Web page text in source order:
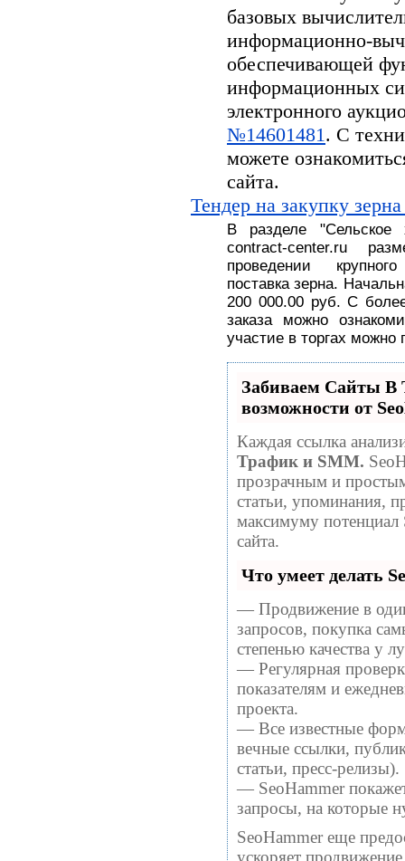
базовых
информационно-
обеспечивающей
информационных
электронного
№14601481. С
можете
сайта.
Тендер на закупку
В разделе "Сельское
contract-center.ru
проведении
поставказерна. На
200 000.00 руб. С
заказа можно
участие в торгах можно
Забиваем Сайты
возможности от
Каждая ссылка
Трафик и SMM.
прозрачным и
статьи, упоминания,
максимуму
сайта.
Что умеет делать
— Продвижение в
запросов, покупка
степенью качества у
— Регулярная
показателям и
проекта.
— Все известные
вечные ссылки,
статьи, пресс-релизы).
— SeoHammer
запросы, на которые
SeoHammer еще
ускоряет